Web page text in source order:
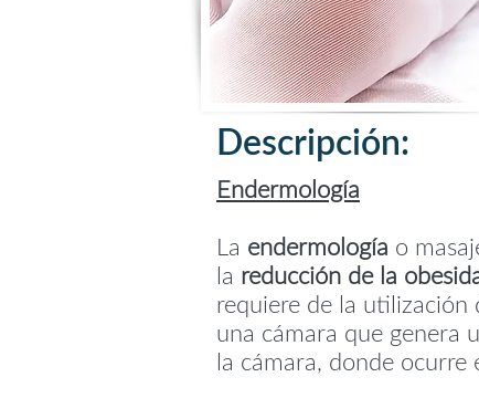
Descripción:
Endermología
La endermología o
la reducción de la
requiere de la utilización
una cámara que genera
la cámara, donde